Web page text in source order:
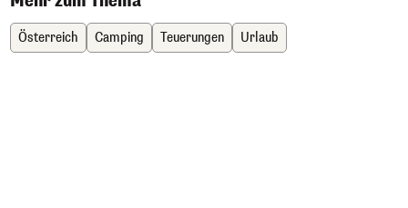
Österreich Camping Teuerungen Urlaub